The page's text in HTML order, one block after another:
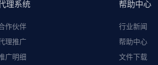
理系统
作伙伴
理推广
广明细
帮助中心
行业新闻
帮助中心
文件下载